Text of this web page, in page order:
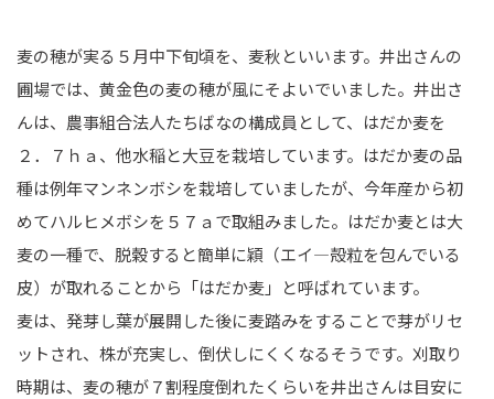
麦の穂が実る５月中下旬頃を、麦秋といいます。井出さんの
圃場では、黄金色の麦の穂が風にそよいでいました。井出さ
んは、農事組合法人たちばなの構成員として、はだか麦を
２．７ｈａ、他水稲と大豆を栽培しています。はだか麦の品
種は例年マンネンボシを栽培していましたが、今年産から初
めてハルヒメボシを５７ａで取組みました。はだか麦とは大
麦の一種で、脱穀すると簡単に穎（エイ―殻粒を包んでいる
皮）が取れることから「はだか麦」と呼ばれています。
麦は、発芽し葉が展開した後に麦踏みをすることで芽がリセ
ットされ、株が充実し、倒伏しにくくなるそうです。刈取り
時期は、麦の穂が７割程度倒れたくらいを井出さんは目安に